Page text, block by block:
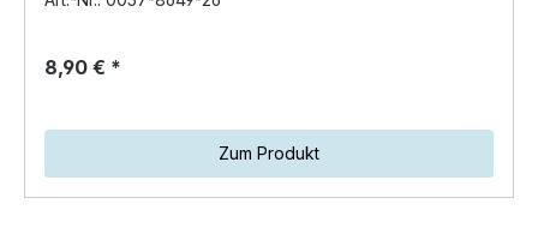
8,90 € *
Zum Produkt